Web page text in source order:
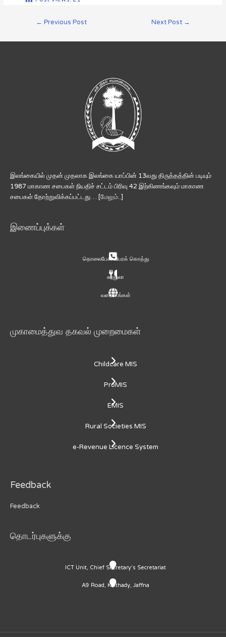
← Previous Post Next Post →
இலங்கையில் முதன் முதலாக இலங்கை யாப்பின் 13வது திருத்தத்தின் படியும்
1987 மாகாண சபைகள் நியதிச் சட்டம் பிரிவு 42 இற்கிணங்கவும் மாகாண
சபைகள் தோற்றுவிக்கப்பட்டது… [மேலும்..]
இணைப்புக்கள்
தொலைபேசி விபரக் கொத்து
சுற்றுலா
வரைபடங்கள்
முகாமைத்துவ தகவல் முறைமைகள்
Childcare MIS
ProMIS
EMIS
Rural Societies MIS
e-Revenue Licence System
Feedback
Feedback
தொடர்புகளுக்கு
ICT Unit, Chief Secretary's Secretariat
A9 Road, Kaithady, Jaffna